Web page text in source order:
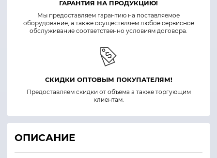
ГАРАНТИЯ НА ПРОДУКЦИЮ!
Мы предоставляем гарантию на поставляемое
оборудование, а также осуществляем любое сервисное
обслуживание соответственно условиям договора.
СКИДКИ ОПТОВЫМ ПОКУПАТЕЛЯМ!
Предоставляем скидки от объема а также торгующим
клиентам.
ОПИСАНИЕ